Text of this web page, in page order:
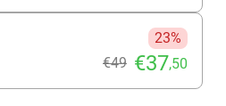
23%
€49 €37,50